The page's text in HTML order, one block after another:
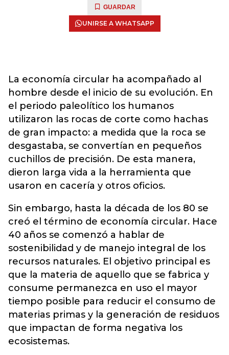
GUARDAR
UNIRSE A WHATSAPP
La economía circular ha acompañado al
hombre desde el inicio de su evolución. En
el periodo paleolítico los humanos
utilizaron las rocas de corte como hachas
de gran impacto: a medida que la roca se
desgastaba, se convertían en pequeños
cuchillos de precisión. De esta manera,
dieron larga vida a la herramienta que
usaron en cacería y otros oficios.
Sin embargo, hasta la década de los 80 se
creó el término de economía circular. Hace
40 años se comenzó a hablar de
sostenibilidad y de manejo integral de los
recursos naturales. El objetivo principal es
que la materia de aquello que se fabrica y
consume permanezca en uso el mayor
tiempo posible para reducir el consumo de
materias primas y la generación de residuos
que impactan de forma negativa los
ecosistemas.